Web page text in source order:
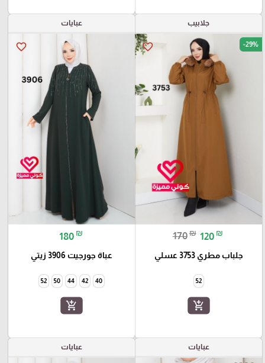
جلابيب
favorite_border -29%
170₪ 120 ₪
جلباب مطري 3753 عسلي
52
add_shopping_cart
عبايات
favorite_border
180 ₪
عباة جورجيت 3906 زيتي
40
42
44
50
52
add_shopping_cart
عبايات عبايات